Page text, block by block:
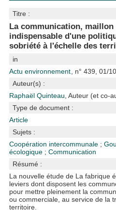
Titre :
La communication, maillon
indispensable d'une
sobriété à l'échelle des
in
Actu environnement , n° 439, 01/
Auteur(s) :
Raphaël Quinteau , Auteur (et co-
Type de document :
Article
Sujets :
Coopération intercommunale ;
écologique ;Communication
Résumé :
La nouvelle étude de La fabrique
leviers dont disposent les
pour mettre pleinement la
ou commerciale, au service de la
territoire.